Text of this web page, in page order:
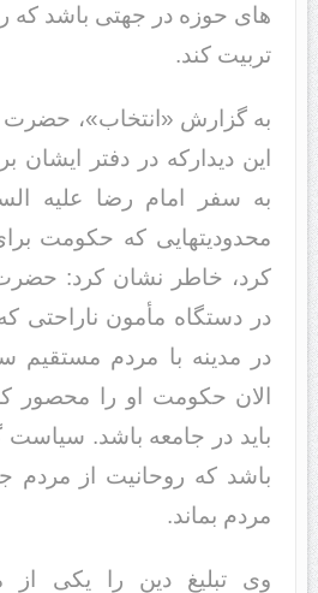
های حوزه در جهتی باشد که
تربیت کند.
به گزارش «انتخاب»، حضرت
این دیدارکه در دفتر ایشان
به سفر امام رضا علیه
محدودیتهایی که حکومت
کرد، خاطر نشان کرد:
در دستگاه مأمون ناراحتی
در مدینه با مردم مستقیم
الان حکومت او را محصور
باید در جامعه باشد.
باشد که روحانیت از مردم
مردم بماند.
وی تبلیغ دین را یکی از